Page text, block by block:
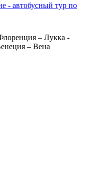
- автобусный тур по
– Лукка -
– Вена